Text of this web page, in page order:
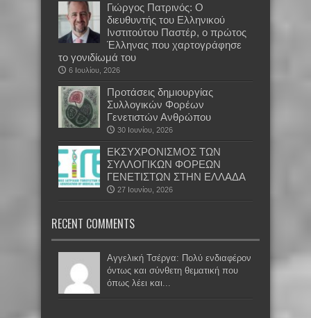
Γιώργος Πατρινός: Ο
διευθυντής του Ελληνικού
Ινστιτούτου Παστέρ, ο πρώτος
Έλληνας που χαρτογράφησε
το γονιδίωμά του
6 Ιουλίου, 2026
Προτάσεις δημιουργίας
Συλλογικών Φορέων
Γενετιστών Ανθρώπου
30 Ιουνίου, 2026
EKΣΥΧΡΟΝΙΣΜΟΣ ΤΩΝ
ΣΥΛΛΟΓΙΚΩΝ ΦΟΡΕΩΝ
ΓΕΝΕΤΙΣΤΩΝ ΣΤΗΝ ΕΛΛΑΔΑ
27 Ιουνίου, 2026
RECENT COMMENTS
Αγγελική Τσέργα: Πολύ ενδιαφέρον
όντως και σύνθετη θεματική που
όπως λέει και...